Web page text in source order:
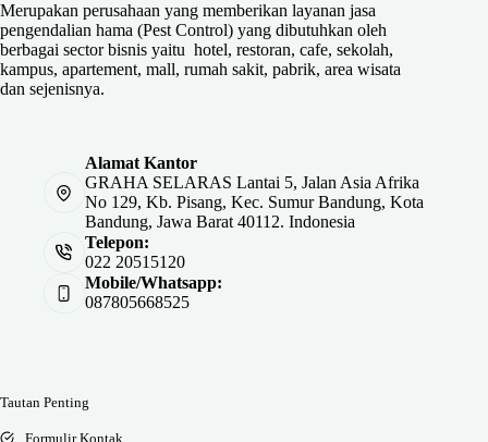
Merupakan perusahaan yang memberikan layanan jasa
pengendalian hama (Pest Control) yang dibutuhkan oleh
berbagai sector bisnis yaitu hotel, restoran, cafe, sekolah,
kampus, apartement, mall, rumah sakit, pabrik, area wisata
dan sejenisnya.
Alamat Kantor
GRAHA SELARAS Lantai 5, Jalan Asia Afrika
No 129, Kb. Pisang, Kec. Sumur Bandung, Kota
Bandung, Jawa Barat 40112. Indonesia
Telepon:
022 20515120
Mobile/Whatsapp:
087805668525
Tautan Penting
Formulir Kontak